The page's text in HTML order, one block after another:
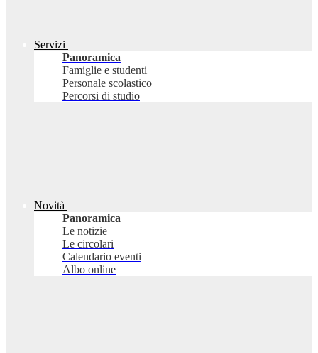
Servizi
Panoramica
Famiglie e studenti
Personale scolastico
Percorsi di studio
Novità
Panoramica
Le notizie
Le circolari
Calendario eventi
Albo online